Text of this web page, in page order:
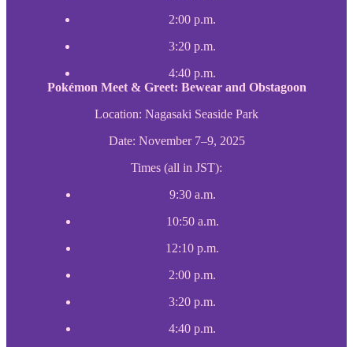
2:00 p.m.
3:20 p.m.
4:40 p.m.
Pokémon Meet & Greet: Bewear and Obstagoon
Location: Nagasaki Seaside Park
Date: November 7–9, 2025
Times (all in JST):
9:30 a.m.
10:50 a.m.
12:10 p.m.
2:00 p.m.
3:20 p.m.
4:40 p.m.